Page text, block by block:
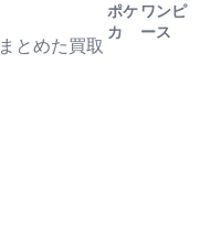
とめた買取
ポケ
カ
ワンピ
ース